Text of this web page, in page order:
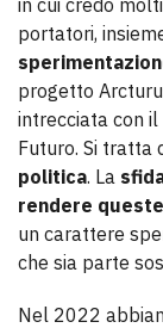
in cui credo
portatori,
progetto
intrecciata con
Futuro. Si tratta
politica. La
rendere
un carattere
che sia parte
Nel 2022